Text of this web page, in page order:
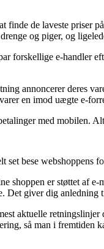
finde de laveste
og piger, og
forskellige e-
annoncerer deres
en imod uægte e-
med mobilen.
bese webshoppens
shoppen er støttet af
Det giver dig
aktuelle
så man i